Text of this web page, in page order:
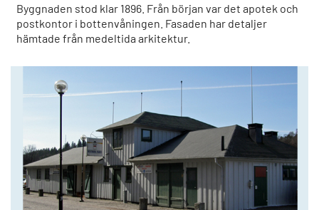
Byggnaden stod klar 1896. Från början var det apotek och
postkontor i bottenvåningen. Fasaden har detaljer
hämtade från medeltida arkitektur.